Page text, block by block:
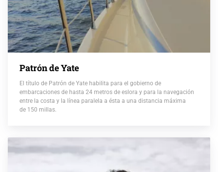
Patrón de Yate
El título de Patrón de Yate habilita para el gobierno de
embarcaciones de hasta 24 metros de eslora y para la navegación
entre la costa y la línea paralela a ésta a una distancia máxima
de 150 millas.